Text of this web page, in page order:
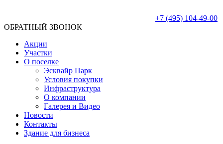
+7 (495) 104-49-00
ОБРАТНЫЙ ЗВОНОК
Акции
Участки
О поселке
Эсквайр Парк
Условия покупки
Инфраструктура
О компании
Галерея и Видео
Новости
Контакты
Здание для бизнеса